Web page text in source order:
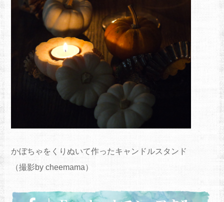
かぼちゃをくりぬいて作ったキャンドルスタンド
（撮影by cheemama）